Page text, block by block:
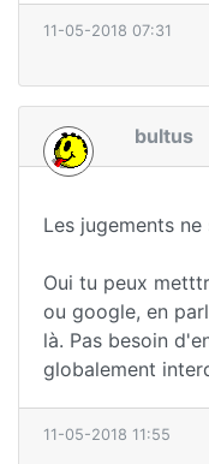
11-05-2018 07:31
bultus
Les jugements
Oui tu peux
ou google, en
là. Pas besoin
globalement
11-05-2018 11:55